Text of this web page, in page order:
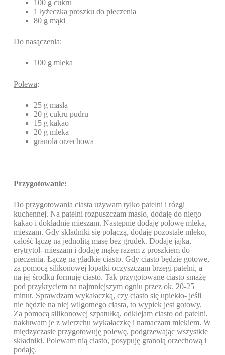
100 g cukru
1 łyżeczka proszku do pieczenia
80 g mąki
Do nasączenia:
100 g mleka
Polewa:
25 g masła
20 g cukru pudru
15 g kakao
20 g mleka
granola orzechowa
Przygotowanie:
Do przygotowania ciasta używam tylko patelni i rózgi
kuchennej. Na patelni rozpuszczam masło, dodaję do niego
kakao i dokładnie mieszam. Następnie dodaję połowę mleka,
mieszam. Gdy składniki się połączą, dodaję pozostałe mleko,
całość łączę na jednolitą masę bez grudek. Dodaje jajka,
erytrytol- mieszam i dodaję mąkę razem z proszkiem do
pieczenia. Łączę na gładkie ciasto. Gdy ciasto będzie gotowe,
za pomocą silikonowej łopatki oczyszczam brzegi patelni, a
na jej środku formuję ciasto. Tak przygotowane ciasto smażę
pod przykryciem na najmniejszym ogniu przez ok. 20-25
minut. Sprawdzam wykałaczką, czy ciasto się upiekło- jeśli
nie będzie na niej wilgotnego ciasta, to wypiek jest gotowy.
Za pomocą silikonowej szpatułką, odklejam ciasto od patelni,
nakłuwam je z wierzchu wykałaczkę i namaczam mlekiem. W
międzyczasie przygotowuję polewę, podgrzewając wszystkie
składniki. Polewam nią ciasto, posypuję granolą orzechową i
podaję.